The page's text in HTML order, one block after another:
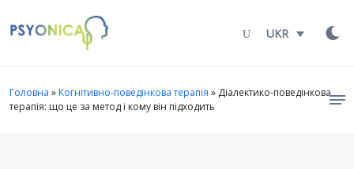
UKR
Головна » Когнітивно-поведінкова терапія » Діалектико-поведінкова
терапія: що це за метод і кому він підходить